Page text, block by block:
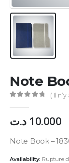
Note
( Il n’y
10.000 د.ت
Note Book –
Availability: Rupture